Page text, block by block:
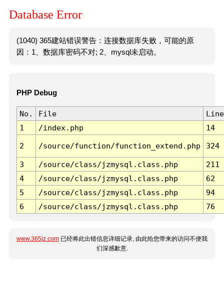
Database Error
(1040) 365建站错误警告：连接数据库失败，可能的原
因：1、数据库密码不对; 2、mysql未启动。
PHP Debug
No. File
Line
1
/index.php 14
2 /source/function/function_extend.php 324
3 /source/class/jzmysql.class.php
211
4
/source/class/jzmysql.class.php
62
5
/source/class/jzmysql.class.php
94
6
/source/class/jzmysql.class.php 76
www.365jz.com 已经将此出错信息详细记录, 由此给您带来的访问不便我
们深感歉意.